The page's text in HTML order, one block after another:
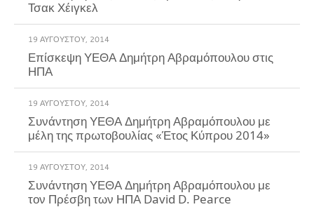
Τσακ Χέιγκελ
19 ΑΥΓΟΎΣΤΟΥ, 2014
Επίσκεψη ΥΕΘΑ Δημήτρη Αβραμόπουλου στις
19 ΑΥΓΟΎΣΤΟΥ, 2014
Συνάντηση ΥΕΘΑ Δημήτρη Αβραμόπουλου με
19 ΑΥΓΟΎΣΤΟΥ, 2014
Συνάντηση ΥΕΘΑ Δημήτρη Αβραμόπουλου με
τον Πρέσβη των ΗΠΑ David D. Pearce